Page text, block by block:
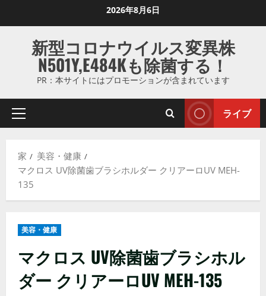
ス
ッ
2026年8月6日
新型コロナウイルス変異株
N501Y,E484Kも除菌する！
PR：本サイトにはプロモーションが含まれています
プ
マ
リ
メ
ー
ライブ
家
美容・健康
マクロス UV除菌歯ブラシホルダー クリアーロUV MEH-
135
美容・健康
マクロス UV除菌歯ブラシホル
ダー クリアーロUV MEH-135